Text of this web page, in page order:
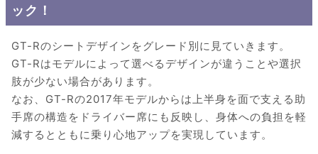
ック！
GT-Rのシートデザインをグレード別に見ていきます。
GT-Rはモデルによって選べるデザインが違うことや選択
肢が少ない場合があります。
なお、GT-Rの2017年モデルからは上半身を面で支える助
手席の構造をドライバー席にも反映し、身体への負担を軽
減するとともに乗り心地アップを実現しています。